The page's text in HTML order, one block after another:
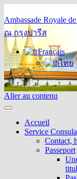
Ambassade Royale
ณ กรุงปารีส
Français
ไทย
Aller au contenu
Accueil
Service
Contact,
Passeport